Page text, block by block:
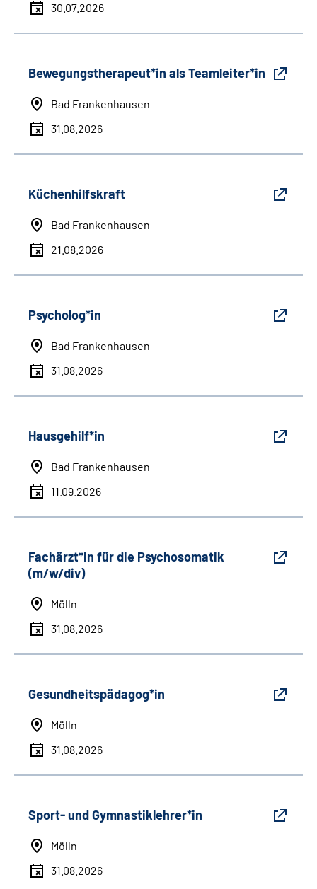
30.07.2026
Bewegungstherapeut*in als Teamleiter*in
Bad Frankenhausen
31.08.2026
Küchenhilfskraft
Bad Frankenhausen
21.08.2026
Psycholog*in
Bad Frankenhausen
31.08.2026
Hausgehilf*in
Bad Frankenhausen
11.09.2026
Fachärzt*in für die Psychosomatik
(m/w/div)
Mölln
31.08.2026
Gesundheitspädagog*in
Mölln
31.08.2026
Sport- und Gymnastiklehrer*in
Mölln
31.08.2026